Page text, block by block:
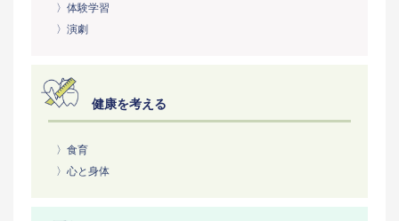
〉体験学習
〉演劇
健康を考える
〉食育
〉心と身体